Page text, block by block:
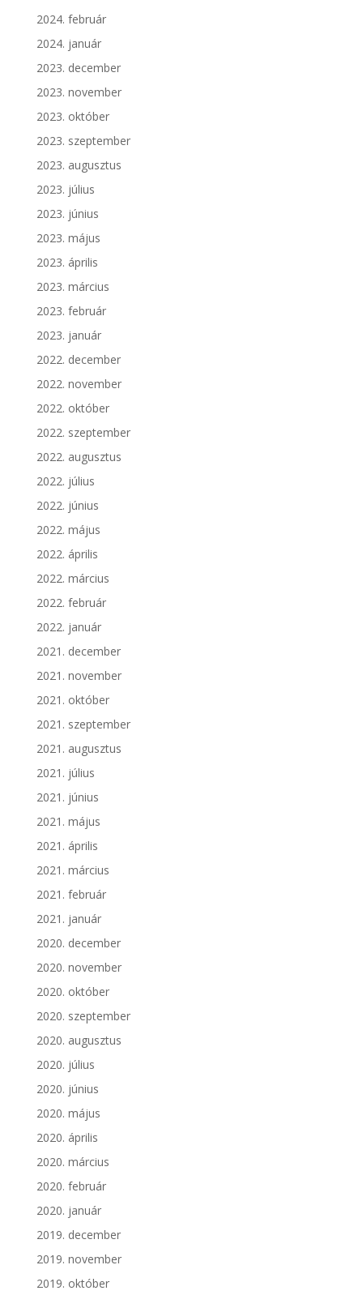
2024. február
2024. január
2023. december
2023. november
2023. október
2023. szeptember
2023. augusztus
2023. július
2023. június
2023. május
2023. április
2023. március
2023. február
2023. január
2022. december
2022. november
2022. október
2022. szeptember
2022. augusztus
2022. július
2022. június
2022. május
2022. április
2022. március
2022. február
2022. január
2021. december
2021. november
2021. október
2021. szeptember
2021. augusztus
2021. július
2021. június
2021. május
2021. április
2021. március
2021. február
2021. január
2020. december
2020. november
2020. október
2020. szeptember
2020. augusztus
2020. július
2020. június
2020. május
2020. április
2020. március
2020. február
2020. január
2019. december
2019. november
2019. október